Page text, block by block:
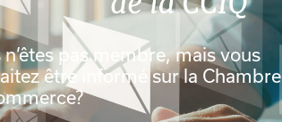
G2A 3Y5
n’êtes pas membre, mais vous
être informé sur la Chambre